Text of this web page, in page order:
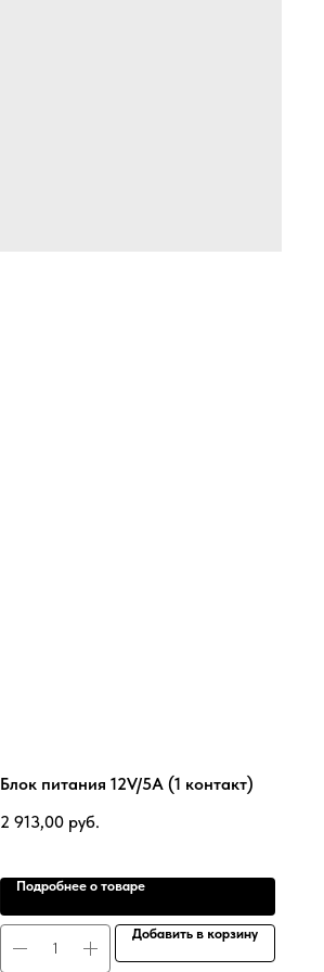
Блок питания 12V/5A (1 контакт)
2 913,00 руб.
Подробнее о товаре
Добавить в корзину